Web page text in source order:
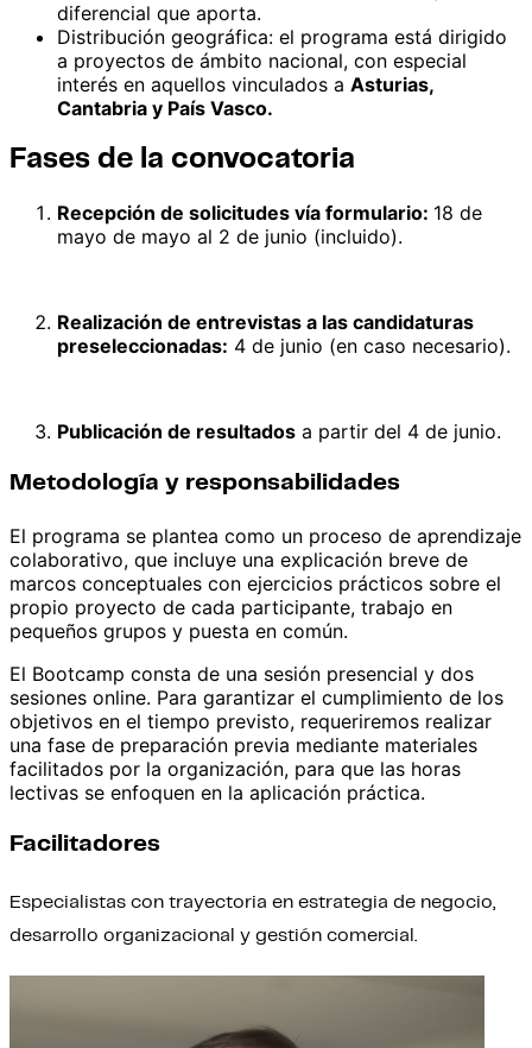
diferencial que aporta.
Distribución geográfica: el programa está dirigido
a proyectos de ámbito nacional, con especial
interés en aquellos vinculados a Asturias,
Cantabria y País Vasco.
Fases de la convocatoria
Recepción de solicitudes vía formulario: 18 de
mayo de mayo al 2 de junio (incluido).
Realización de entrevistas a las candidaturas
preseleccionadas: 4 de junio (en caso necesario).
Publicación de resultados a partir del 4 de junio.
Metodología y responsabilidades
El programa se plantea como un proceso de aprendizaje
colaborativo, que incluye una explicación breve de
marcos conceptuales con ejercicios prácticos sobre el
propio proyecto de cada participante, trabajo en
pequeños grupos y puesta en común.
El Bootcamp consta de una sesión presencial y dos
sesiones online. Para garantizar el cumplimiento de los
objetivos en el tiempo previsto, requeriremos realizar
una fase de preparación previa mediante materiales
facilitados por la organización, para que las horas
lectivas se enfoquen en la aplicación práctica.
Facilitadores
Especialistas con trayectoria en estrategia de negocio,
desarrollo organizacional y gestión comercial.